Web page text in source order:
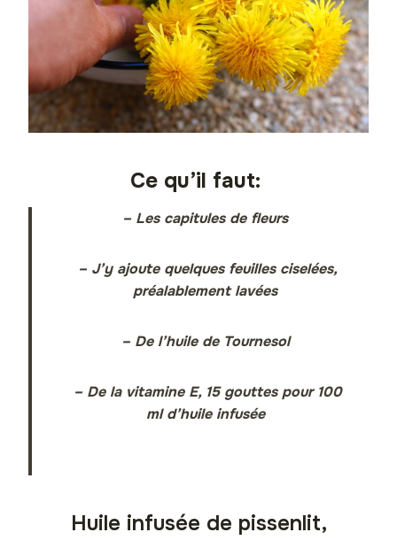
Ce qu’il faut:
– Les capitules de fleurs
– J’y ajoute quelques feuilles ciselées,
préalablement lavées
– De l’huile de Tournesol
– De la vitamine E, 15 gouttes pour 100
ml d’huile infusée
Huile infusée de pissenlit,